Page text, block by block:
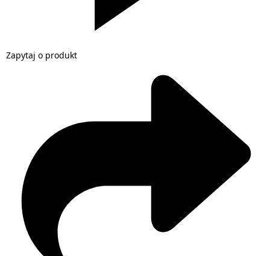
Zapytaj o produkt